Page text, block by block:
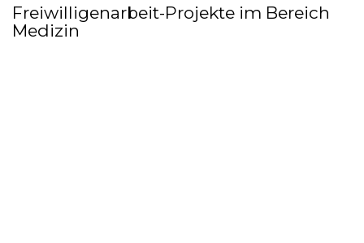
Freiwilligenarbeit-Projekte im Bereich
Medizin